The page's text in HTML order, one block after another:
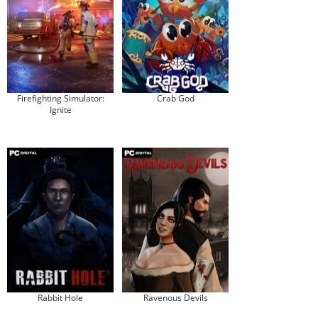
Firefighting Simulator:
Ignite
Crab God
Rabbit Hole Ravenous Devils